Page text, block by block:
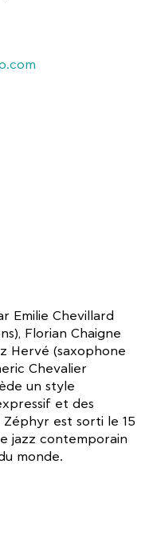
Emilie Chevillard
Florian Chaigne
Hervé (saxophone
Chevalier
un style
et des
est sorti le 15
jazz contemporain
monde.